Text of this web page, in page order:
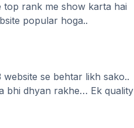
top rank me show karta hai
popular hoga..
se behtar likh sako..
bhi dhyan rakhe… Ek quality